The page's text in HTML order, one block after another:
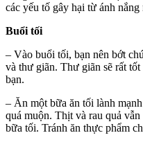
các yếu tố gây hại từ ánh nắng
Buổi tối
– Vào buổi tối, bạn nên bớt
và thư giãn. Thư giãn sẽ rất
bạn.
– Ăn một bữa ăn tối lành
quá muộn. Thịt và rau quả
bữa tối. Tránh ăn thực phẩm